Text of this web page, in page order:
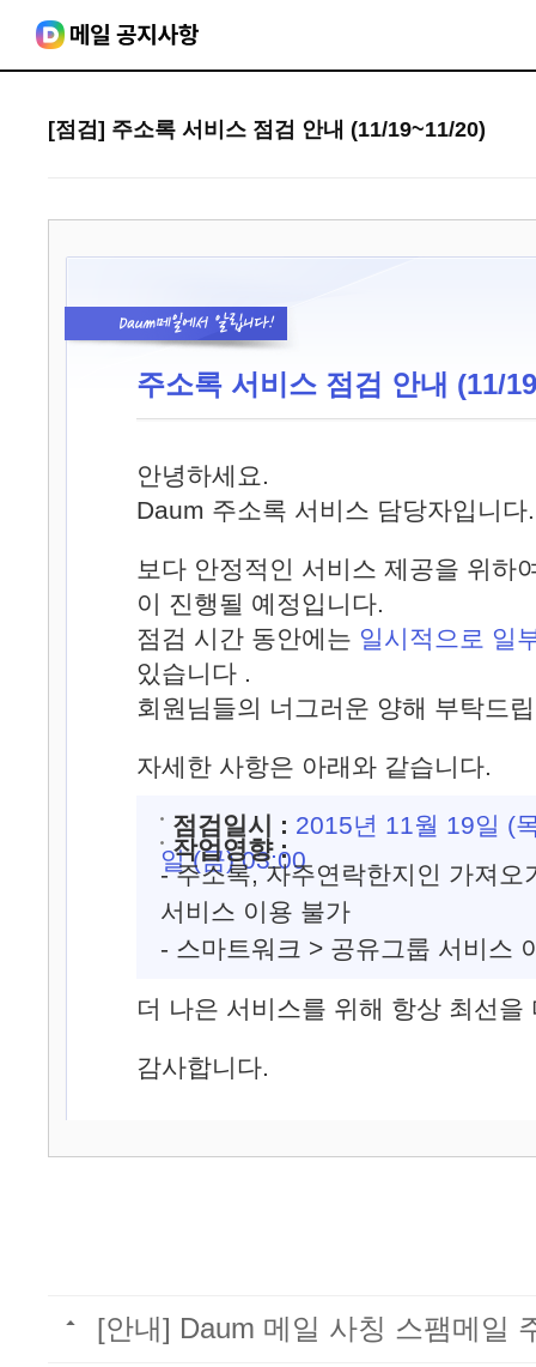
[점검] 주소록 서비스 점검 안내 (11/19~11/20)
주소록 서비스 점검 안내 (11/
안녕하세요.
Daum 주소록 서비스 담당자입니다.
보다 안정적인 서비스 제공을 위하
이 진행될 예정입니다.
점검 시간 동안에는 일시적으로 일
있습니다 .
회원님들의 너그러운 양해 부탁드
자세한 사항은 아래와 같습니다.
점검일시 : 2015년 11월 19일 (
일 (금) 03:00
작업영향 :
- 주소록, 자주연락한지인 가져오
서비스 이용 불가
- 스마트워크 > 공유그룹 서비스
더 나은 서비스를 위해 항상 최선을
감사합니다.
[안내] Daum 메일 사칭 스팸메일